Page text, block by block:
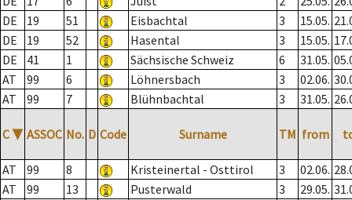
DE
19 51 Eisbachtal 3 15.05.
DE
19 52 Hasental 3 15.05.
DE
41 1 Sächsische Schweiz 6 31.05.
AT
99 6 Löhnersbach 3 02.06.
AT
99 7 Blühnbachtal 3 31.05.
C ▼ ASSOC No. D Code Surname TM from
AT 99 8 Kristeinertal - Osttirol 3 02.06.
AT
99 13 Pusterwald 3 29.05.